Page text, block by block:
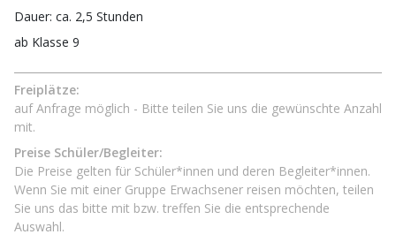
Dauer: ca. 2,5 Stunden
ab Klasse 9
Freiplätze:
auf Anfrage möglich - Bitte teilen Sie uns die gewünschte Anzahl
mit.
Preise Schüler/Begleiter:
Die Preise gelten für Schüler*innen und deren Begleiter*innen.
Wenn Sie mit einer Gruppe Erwachsener reisen möchten, teilen
Sie uns das bitte mit bzw. treffen Sie die entsprechende
Auswahl.